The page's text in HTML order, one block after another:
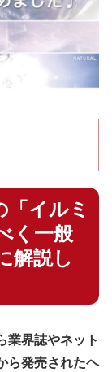
「イルミ
く一般
解説し
業界誌やネット
ら発売されたヘ